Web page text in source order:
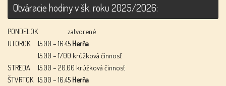
Otváracie hodiny v šk. roku 2025/2026:
PONDELOK
zatvorené
UTOROK
15.00 – 16.45 Herňa
15.00 – 17.00 krúžková činnosť
STREDA
15.00 – 20.00 krúžková činnosť
ŠTVRTOK 15.00 – 16.45 Herňa